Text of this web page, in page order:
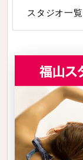
スタジオ一覧